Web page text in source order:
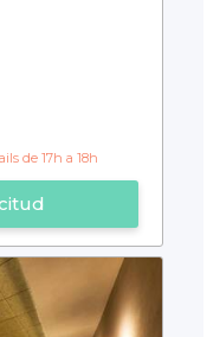
de 17h a 18h